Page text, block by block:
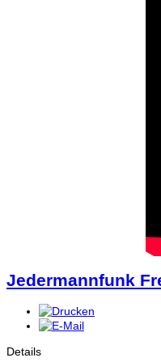
Jedermannfunk
Details